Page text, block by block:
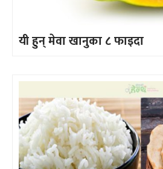
यी हुन् मेवा खानुका ८ फाइदा